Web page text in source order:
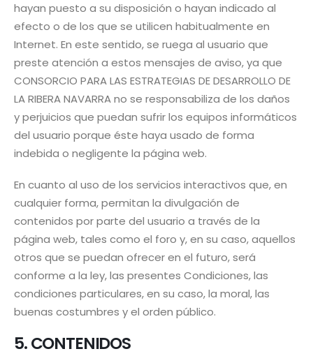
hayan puesto a su disposición o hayan indicado al
efecto o de los que se utilicen habitualmente en
Internet. En este sentido, se ruega al usuario que
preste atención a estos mensajes de aviso, ya que
CONSORCIO PARA LAS ESTRATEGIAS DE DESARROLLO DE
LA RIBERA NAVARRA no se responsabiliza de los daños
y perjuicios que puedan sufrir los equipos informáticos
del usuario porque éste haya usado de forma
indebida o negligente la página web.
En cuanto al uso de los servicios interactivos que, en
cualquier forma, permitan la divulgación de
contenidos por parte del usuario a través de la
página web, tales como el foro y, en su caso, aquellos
otros que se puedan ofrecer en el futuro, será
conforme a la ley, las presentes Condiciones, las
condiciones particulares, en su caso, la moral, las
buenas costumbres y el orden público.
5. CONTENIDOS